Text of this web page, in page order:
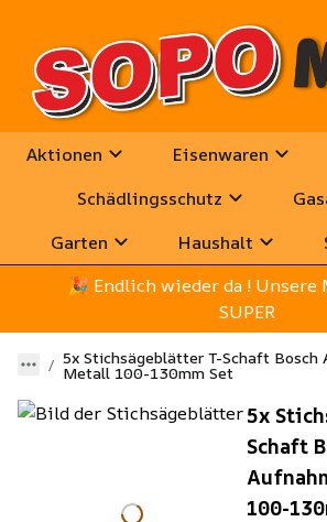
Aktionen Eisenwaren
Schädlingsschutz
Garten
Haushalt
🎉 Endlich wieder da ! Unsere
SUPER
5x Stichsägeblätter T-Schaft Bosch
Metall 100-130mm Set
5x
Schaft
100-